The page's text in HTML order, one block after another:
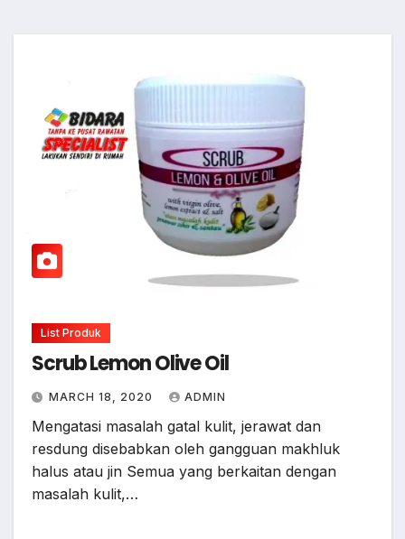
List Produk
Scrub Lemon Olive Oil
MARCH 18, 2020 ADMIN
Mengatasi masalah gatal kulit, jerawat dan
resdung disebabkan oleh gangguan makhluk
halus atau jin Semua yang berkaitan dengan
masalah kulit,…